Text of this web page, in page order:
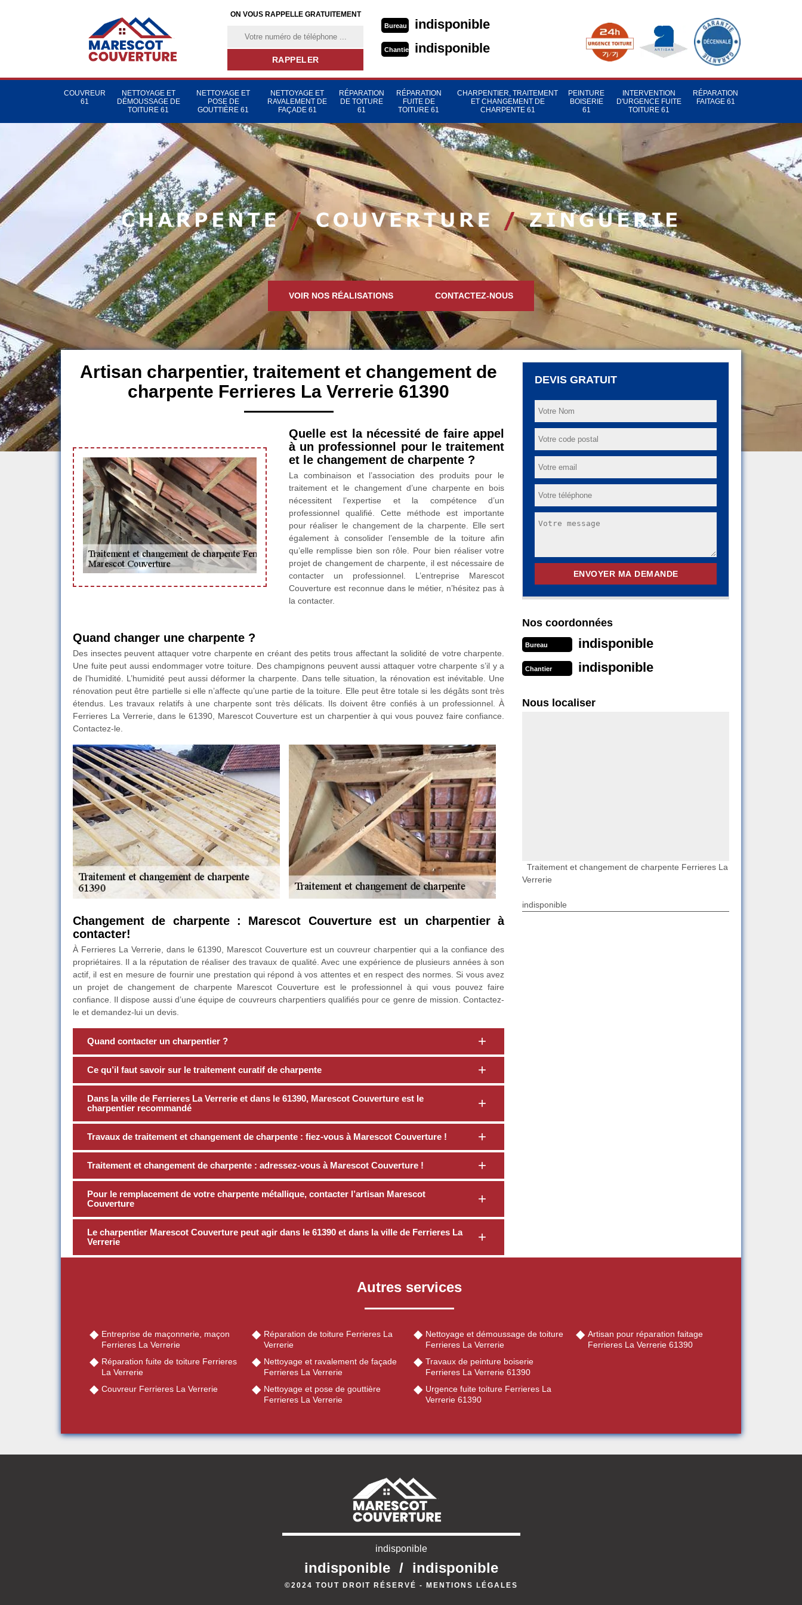
ON VOUS RAPPELLE GRATUITEMENT
Bureau indisponible
Chantier indisponible
COUVREUR
61
NETTOYAGE ET
DÉMOUSSAGE DE
TOITURE 61
NETTOYAGE ET
POSE DE
GOUTTIÈRE 61
NETTOYAGE ET
RAVALEMENT DE
FAÇADE 61
RÉPARATION
DE TOITURE
61
RÉPARATION
FUITE DE
TOITURE 61
CHARPENTIER, TRAITEMENT
ET CHANGEMENT DE
CHARPENTE 61
PEINTURE
BOISERIE
61
INTERVENTION
D'URGENCE FUITE
TOITURE 61
RÉPARATION
FAITAGE 61
VOIR NOS RÉALISATIONS CONTACTEZ-NOUS
Artisan charpentier, traitement et changement de
charpente Ferrieres La Verrerie 61390
Quelle est la nécessité de faire appel
à un professionnel pour le traitement
et le changement de charpente ?
La combinaison et l’association des produits pour le
traitement et le changement d’une charpente en bois
nécessitent l’expertise et la compétence d’un
professionnel qualifié. Cette méthode est importante
pour réaliser le changement de la charpente. Elle sert
également à consolider l’ensemble de la toiture afin
qu’elle remplisse bien son rôle. Pour bien réaliser votre
projet de changement de charpente, il est nécessaire de
contacter un professionnel. L’entreprise Marescot
Couverture est reconnue dans le métier, n’hésitez pas à
la contacter.
Quand changer une charpente ?
Des insectes peuvent attaquer votre charpente en créant des petits trous affectant la solidité de votre charpente.
Une fuite peut aussi endommager votre toiture. Des champignons peuvent aussi attaquer votre charpente s’il y a
de l’humidité. L’humidité peut aussi déformer la charpente. Dans telle situation, la rénovation est inévitable. Une
rénovation peut être partielle si elle n’affecte qu’une partie de la toiture. Elle peut être totale si les dégâts sont très
étendus. Les travaux relatifs à une charpente sont très délicats. Ils doivent être confiés à un professionnel. À
Ferrieres La Verrerie, dans le 61390, Marescot Couverture est un charpentier à qui vous pouvez faire confiance.
Contactez-le.
Changement de charpente : Marescot Couverture est un charpentier à
contacter!
À Ferrieres La Verrerie, dans le 61390, Marescot Couverture est un couvreur charpentier qui a la confiance des
propriétaires. Il a la réputation de réaliser des travaux de qualité. Avec une expérience de plusieurs années à son
actif, il est en mesure de fournir une prestation qui répond à vos attentes et en respect des normes. Si vous avez
un projet de changement de charpente Marescot Couverture est le professionnel à qui vous pouvez faire
confiance. Il dispose aussi d’une équipe de couvreurs charpentiers qualifiés pour ce genre de mission. Contactez-
le et demandez-lui un devis.
Quand contacter un charpentier ?
Ce qu’il faut savoir sur le traitement curatif de charpente
Dans la ville de Ferrieres La Verrerie et dans le 61390, Marescot Couverture est le
charpentier recommandé
Travaux de traitement et changement de charpente : fiez-vous à Marescot Couverture !
Traitement et changement de charpente : adressez-vous à Marescot Couverture !
Pour le remplacement de votre charpente métallique, contacter l’artisan Marescot
Couverture
Le charpentier Marescot Couverture peut agir dans le 61390 et dans la ville de Ferrieres La
Verrerie
DEVIS GRATUIT
Nos coordonnées
Bureau indisponible
Chantier indisponible
Nous localiser
Traitement et changement de charpente Ferrieres La
Verrerie
indisponible
Autres services
Entreprise de maçonnerie, maçon
Ferrieres La Verrerie
Réparation fuite de toiture Ferrieres
La Verrerie
Couvreur Ferrieres La Verrerie
Réparation de toiture Ferrieres La
Verrerie
Nettoyage et ravalement de façade
Ferrieres La Verrerie
Nettoyage et pose de gouttière
Ferrieres La Verrerie
Nettoyage et démoussage de toiture
Ferrieres La Verrerie
Travaux de peinture boiserie
Ferrieres La Verrerie 61390
Urgence fuite toiture Ferrieres La
Verrerie 61390
Artisan pour réparation faitage
Ferrieres La Verrerie 61390
indisponible
indisponible / indisponible
©2024 TOUT DROIT RÉSERVÉ - MENTIONS LÉGALES